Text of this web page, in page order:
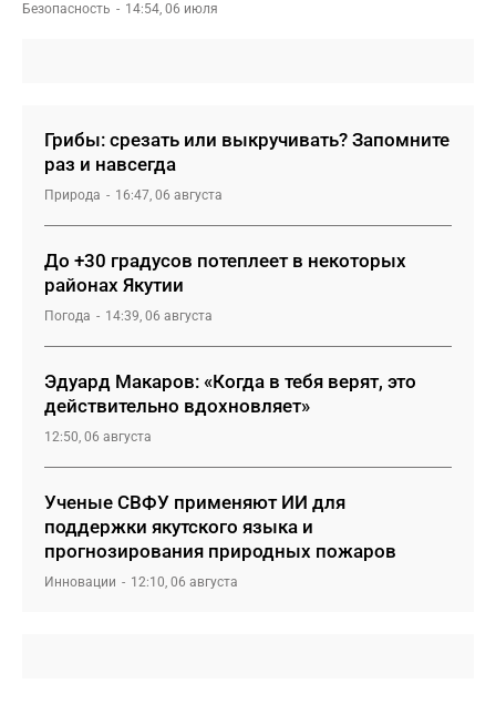
Безопасность 14:54, 06 июля
Грибы: срезать или выкручивать? Запомните
раз и навсегда
Природа 16:47, 06 августа
До +30 градусов потеплеет в некоторых
районах Якутии
Погода 14:39, 06 августа
Эдуард Макаров: «Когда в тебя верят, это
действительно вдохновляет»
12:50, 06 августа
Ученые СВФУ применяют ИИ для
поддержки якутского языка и
прогнозирования природных пожаров
Инновации 12:10, 06 августа